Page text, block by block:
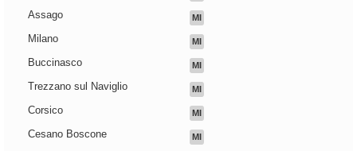
Assago MI
Milano MI
Buccinasco MI
Trezzano sul Naviglio MI
Corsico MI
Cesano Boscone MI